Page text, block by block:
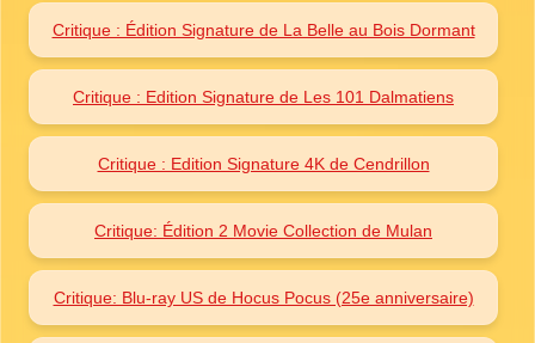
Critique : Édition Signature de La Belle au Bois Dormant
Critique : Edition Signature de Les 101 Dalmatiens
Critique : Edition Signature 4K de Cendrillon
Critique: Édition 2 Movie Collection de Mulan
Critique: Blu-ray US de Hocus Pocus (25e anniversaire)